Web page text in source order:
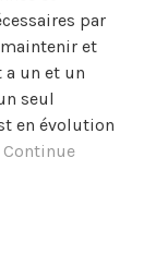
par
et
un et un
seul
en évolution
Continue